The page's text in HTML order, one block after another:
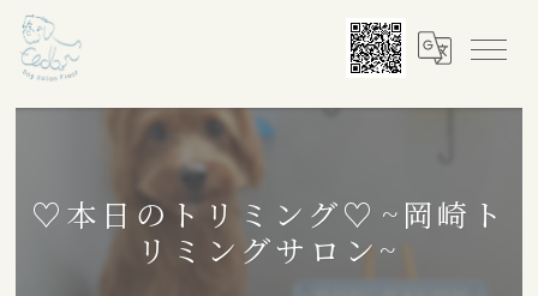
♡本日のトリミング♡⁠~岡崎ト
リミングサロン~